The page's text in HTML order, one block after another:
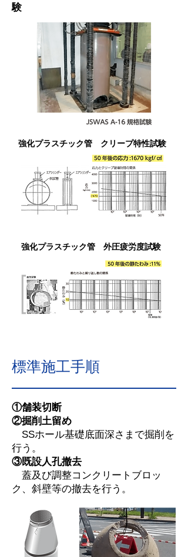
験
強化プラスチック管 クリープ特性試験
強化プラスチック管 外圧疲労度試験
標準施工手順
①舗装切断
②掘削土留め
SSホール基礎底面深さまで掘削を
行う。
③既設人孔撤去
蓋及び調整コンクリートブロッ
ク、斜壁等の撤去を行う。